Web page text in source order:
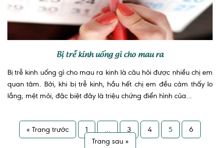
Bị trễ kinh uống gì cho mau ra
Bị trễ kinh uống gì cho mau ra kinh là câu hỏi được nhiều chị em
quan tâm. Bởi, khi bị trễ kinh, hầu hết chị em đều cảm thấy lo
lắng, mệt mỏi, đặc biệt đây là triệu chứng điển hình của...
« Trang trước 1 … 3 4 5
6
Trang sau »